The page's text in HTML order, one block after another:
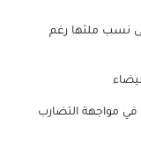
نسب ملئها رغم
في مواجهة التضارب